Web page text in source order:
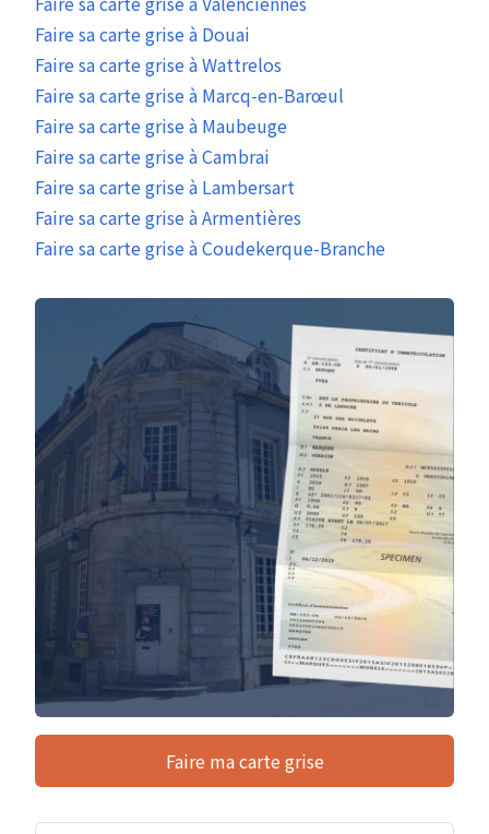
Faire sa carte grise à Douai
Faire sa carte grise à Wattrelos
Faire sa carte grise à Marcq-en-Barœul
Faire sa carte grise à Maubeuge
Faire sa carte grise à Cambrai
Faire sa carte grise à Lambersart
Faire sa carte grise à Armentières
Faire sa carte grise à Coudekerque-Branche
Faire ma carte grise